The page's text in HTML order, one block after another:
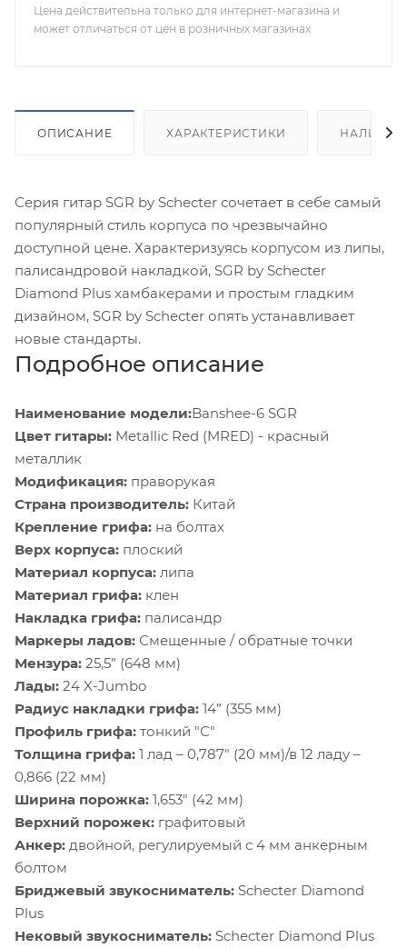
Цена действительна только для интернет-магазина и
может отличаться от цен в розничных магазинах
ОПИСАНИЕ ХАРАКТЕРИСТИКИ НАЛИЧИЕ
Серия гитар SGR by Schecter сочетает в себе самый
популярный стиль корпуса по чрезвычайно
доступной цене. Характеризуясь корпусом из липы,
палисандровой накладкой, SGR by Schecter
Diamond Plus хамбакерами и простым гладким
дизайном, SGR by Schecter опять устанавливает
новые стандарты.
Подробное описание
Наименование модели:Banshee-6 SGR
Цвет гитары: Metallic Red (MRED) - красный
металлик
Модификация: праворукая
Страна производитель: Китай
Крепление грифа: на болтах
Верх корпуса: плоский
Материал корпуса: липа
Материал грифа: клен
Накладка грифа: палисандр
Маркеры ладов: Смещенные / обратные точки
Мензура: 25,5” (648 мм)
Лады: 24 X-Jumbo
Радиус накладки грифа: 14” (355 мм)
Профиль грифа: тонкий "С"
Толщина грифа: 1 лад – 0,787" (20 мм)/в 12 ладу –
0,866 (22 мм)
Ширина порожка: 1,653" (42 мм)
Верхний порожек: графитовый
Анкер: двойной, регулируемый с 4 мм анкерным
болтом
Бриджевый звукосниматель: Schecter Diamond
Plus
Нековый звукосниматель: Schecter Diamond Plus